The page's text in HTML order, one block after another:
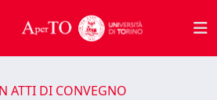
ATTI DI CONVEGNO